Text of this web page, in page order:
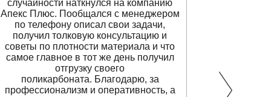
случайности наткнулся на компанию
Апекс Плюс. Пообщался с менеджером
по телефону описал свои задачи,
получил толковую консультацию и
советы по плотности материала и что
самое главное в тот же день получил
отгрузку своего
поликарбоната. Благодарю, за
профессионализм и оперативность, а
телефону,